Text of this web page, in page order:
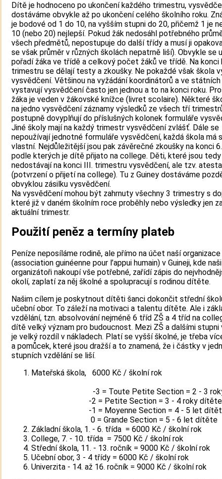
Dítě je hodnoceno po ukončení každého trimestru,
dostáváme obvykle až po ukončení celého školního roku.
je bodové od 1 do 10, na vyšším stupni do 20, přičemž 1 je
10 (nebo 20) nejlepší. Pokud žák nedosáhl potřebného
všech předmětů, nepostupuje do další třídy a musí ji
se však průměr v různých školách nepatrně liší). Obvykle se
pořadí žáka ve třídě a celkový počet žáků ve třídě. Na konci
trimestru se dělají testy a zkoušky. Ne pokaždé však škola
vysvědčení. Většinou na vyžádání koordinátorů a ve
vystavují vysvědčení často jen jednou a to na konci roku.
žáka je veden v žákovské knížce (livret scolaire). Některé
na jedno vysvědčení záznamy výsledků ze všech tří
postupně dovyplňují do příslušných kolonek formuláře
Jiné školy mají na každý trimestr vysvědčení zvlášť. Dále se
nepoužívají jednotné formuláře vysvědčení, každá škola má
vlastní. Nejdůležitější jsou pak závěrečné zkoušky na konci
podle kterých je dítě přijato na college. Děti, které jsou
nedostávají na konci III. trimestru vysvědčení, ale tzv.
(potvrzení o přijetí na college). Tu z Guiney dostáváme
obvyklou zásilku vysvědčení.
Na vysvědčení mohou být zahrnuty všechny 3 trimestry s
které již v daném školním roce proběhly nebo výsledky jen
aktuální trimestr.
Použití peněz a termíny plateb
Peníze neposíláme rodině, ale přímo na účet naší organizace
(association guinéenne pour l’appui humain) v Guineji, kde
organizátoři nakoupí vše potřebné, zařídí zápis do
okolí, zaplatí za něj školné a spolupracují s rodinou dítěte.
Našim cílem je poskytnout dítěti šanci dokončit střední
učební obor. To záleží na motivaci a talentu dítěte. Ale i
vzdělání, tzn. absolvování nejméně 6 tříd ZŠ a 4 tříd na
dítě velký význam pro budoucnost. Mezi ZŠ a dalšími stupni
je velký rozdíl v nákladech. Platí se vyšší školné, je třeba
a pomůcek, které jsou dražší a to znamená, že i částky v
stupních vzdělání se liší.
Mateřská škola, 6000 Kč /
-3 = Toute Petite Section = 2 - 3 roky
-2 = Petite Section = 3 - 4 roky dítěte
-1 = Moyenne Section = 4 - 5 let
0 = Grande Section = 5 - 6 let
Základní škola, 1. - 6. třída = 6000 Kč / školní rok
College, 7. - 10. třída = 7500 Kč / školní rok
Střední škola, 11. - 13. ročník = 9000 Kč / školní rok
Učební obor, 3 - 4 třídy = 6000 Kč / školní rok
Univerzita - 14. až 16. ročník = 9000 Kč / školní rok